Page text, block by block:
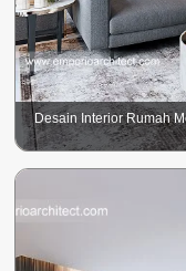
Desain Interior Rumah